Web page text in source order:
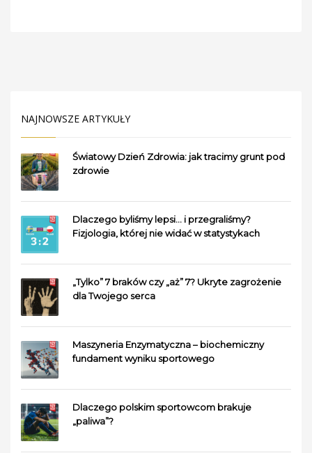
NAJNOWSZE ARTYKUŁY
Światowy Dzień Zdrowia: jak tracimy grunt pod
zdrowie
Dlaczego byliśmy lepsi… i przegraliśmy?
Fizjologia, której nie widać w statystykach
„Tylko” 7 braków czy „aż” 7? Ukryte zagrożenie
dla Twojego serca
Maszyneria Enzymatyczna – biochemiczny
fundament wyniku sportowego
Dlaczego polskim sportowcom brakuje
„paliwa”?